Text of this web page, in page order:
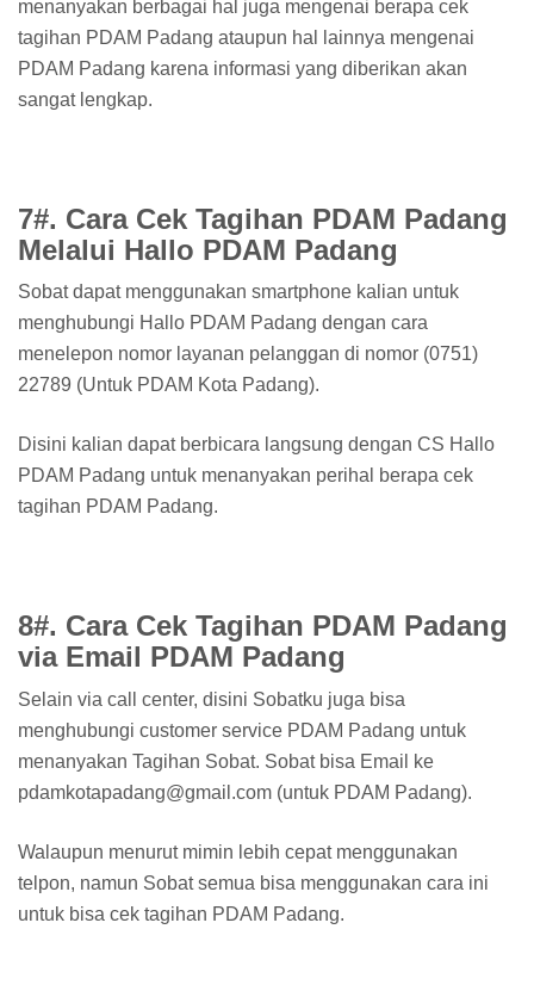
menanyakan berbagai hal juga mengenai berapa cek
tagihan PDAM Padang ataupun hal lainnya mengenai
PDAM Padang karena informasi yang diberikan akan
sangat lengkap.
7#. Cara Cek Tagihan PDAM Padang
Melalui Hallo PDAM Padang
Sobat dapat menggunakan smartphone kalian untuk
menghubungi Hallo PDAM Padang dengan cara
menelepon nomor layanan pelanggan di nomor (0751)
22789 (Untuk PDAM Kota Padang).
Disini kalian dapat berbicara langsung dengan CS Hallo
PDAM Padang untuk menanyakan perihal berapa cek
tagihan PDAM Padang.
8#. Cara Cek Tagihan PDAM Padang
via Email PDAM Padang
Selain via call center, disini Sobatku juga bisa
menghubungi customer service PDAM Padang untuk
menanyakan Tagihan Sobat. Sobat bisa Email ke
pdamkotapadang@gmail.com (untuk PDAM Padang).
Walaupun menurut mimin lebih cepat menggunakan
telpon, namun Sobat semua bisa menggunakan cara ini
untuk bisa cek tagihan PDAM Padang.